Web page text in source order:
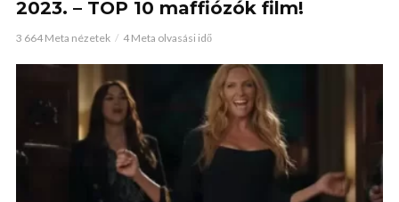
2023. – TOP 10 maffiózók film!
3 664 Meta nézetek 4 Meta olvasási idő